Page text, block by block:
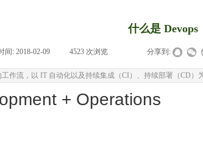
什么是 Devops
间: 2018-02-09 4523 次浏览 分享到:
作流，以 IT 自动化以及持续集成（CI）、持续部署（CD）
+ Operations